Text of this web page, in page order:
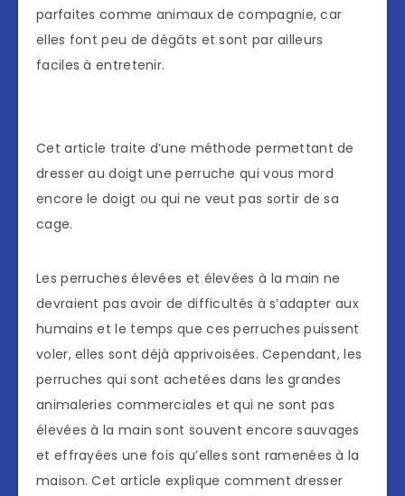
parfaites comme animaux de compagnie, car
elles font peu de dégâts et sont par ailleurs
faciles à entretenir.
Cet article traite d’une méthode permettant de
dresser au doigt une perruche qui vous mord
encore le doigt ou qui ne veut pas sortir de sa
cage.
Les perruches élevées et élevées à la main ne
devraient pas avoir de difficultés à s’adapter aux
humains et le temps que ces perruches puissent
voler, elles sont déjà apprivoisées. Cependant, les
perruches qui sont achetées dans les grandes
animaleries commerciales et qui ne sont pas
élevées à la main sont souvent encore sauvages
et effrayées une fois qu’elles sont ramenées à la
maison. Cet article explique comment dresser